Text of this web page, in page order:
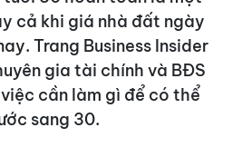
cả khi giá nhà đất ngày
Trang Business Insider
gia tài chính và BĐS
cần làm gì để có thể
sang 30.